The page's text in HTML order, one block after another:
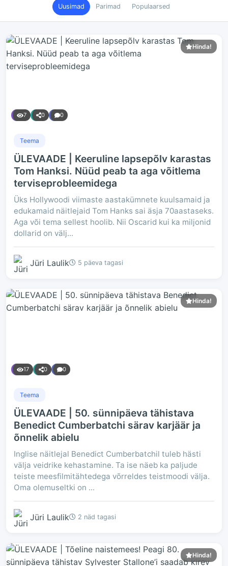
Uusimad Parimad Populaarsed
Hinda!
7 0 0
Teema
ÜLEVAADE | Keeruline lapsepõlv karastas
Tom Hanksi. Nüüd peab ta aga võitlema
terviseprobleemidega
Üks Hollywoodi viimaste aastakümnete kuulsamaid ja
edukamaid näitlejaid Tom Hanks sai äsja 70aastaseks.
Aga või tema sellest hoolib. Nii Oscarid kui ka miljonid
dollarid on välj...
Jüri Laulik 5 päeva tagasi
Hinda!
17 0 0
Teema
ÜLEVAADE | 50. sünnipäeva tähistava
Benedict Cumberbatchi särav karjäär ja
õnnelik abielu
Inglise näitlejal Benedict Cumberbatchil tuleb hästi
välja veidrike kehastamine. Ta ise näeb ka paljude
teiste meesfilmitähtedega võrreldes teistmoodi välja.
Oma olemuseltki on ...
Jüri Laulik 2 näd tagasi
Hinda!